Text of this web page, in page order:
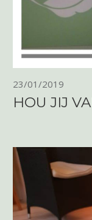
23/01/2019
HOU JIJ